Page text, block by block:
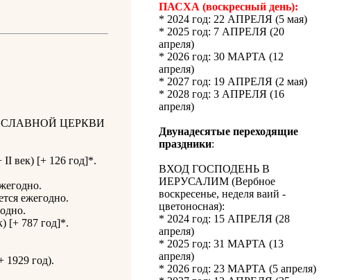
ЦЕРКВИ
век) [+ 126 год]*.
ежегодно.
[+ 787 год]*.
1929 год).
ПАСХА (воскресный день):
* 2024 год: 22 АПРЕЛЯ (5 мая)
* 2025 год: 7 АПРЕЛЯ (20
апреля)
* 2026 год: 30 МАРТА (12
апреля)
* 2027 год: 19 АПРЕЛЯ (2 мая)
* 2028 год: 3 АПРЕЛЯ (16
апреля)
Двунадесятые переходящие
праздники:
ВХОД ГОСПОДЕНЬ В
ИЕРУСАЛИМ (Вербное
воскресенье, неделя ваий -
цветоносная):
* 2024 год: 15 АПРЕЛЯ (28
апреля)
* 2025 год: 31 МАРТА (13
апреля)
* 2026 год: 23 МАРТА (5 апреля)